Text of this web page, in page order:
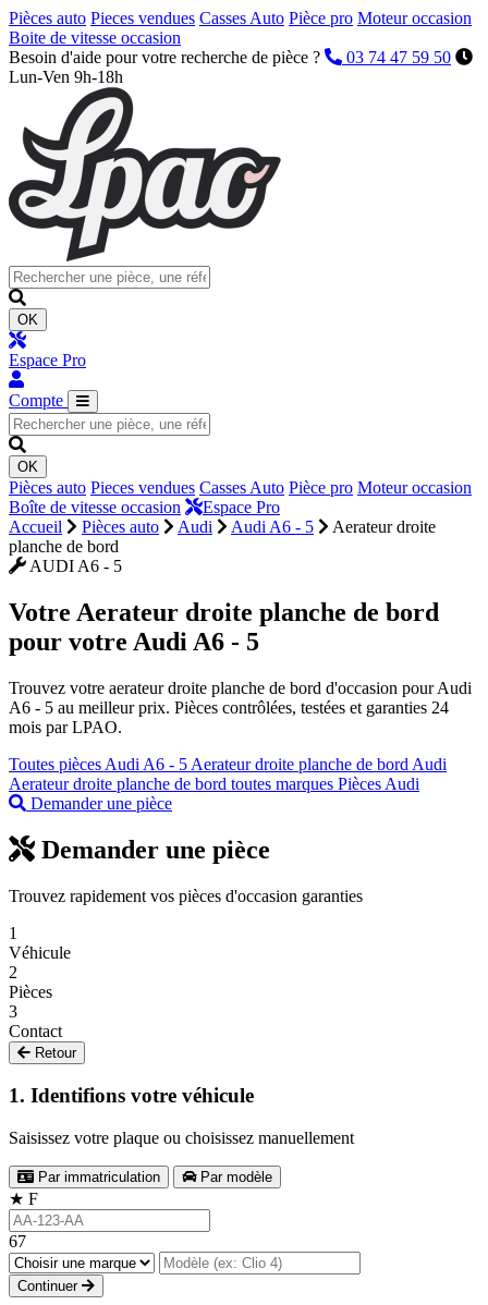
Pièces auto Pieces vendues Casses Auto Pièce pro Moteur occasion
Boite de vitesse occasion
Besoin d'aide pour votre recherche de pièce ?
03 74 47 59 50
Lun-Ven 9h-18h
OK
Espace Pro
Compte
OK
Pièces auto Pieces vendues Casses Auto Pièce pro Moteur occasion
Boîte de vitesse occasion
Espace Pro
Accueil
Pièces auto Audi Audi A6 - 5
Aerateur droite
planche de bord
AUDI A6 - 5
Votre Aerateur droite planche de bord
pour votre Audi A6 - 5
Trouvez votre aerateur droite planche de bord d'occasion pour Audi
A6 - 5 au meilleur prix. Pièces contrôlées, testées et garanties 24
mois par LPAO.
Toutes pièces Audi A6 - 5 Aerateur droite planche de bord Audi
Aerateur droite planche de bord toutes marques Pièces Audi
Demander une pièce
Demander une pièce
Trouvez rapidement vos pièces d'occasion garanties
1
Véhicule
2
Pièces
3
Contact
Retour
1. Identifions votre véhicule
Saisissez votre plaque ou choisissez manuellement
Par immatriculation Par modèle
★ F
67
Continuer